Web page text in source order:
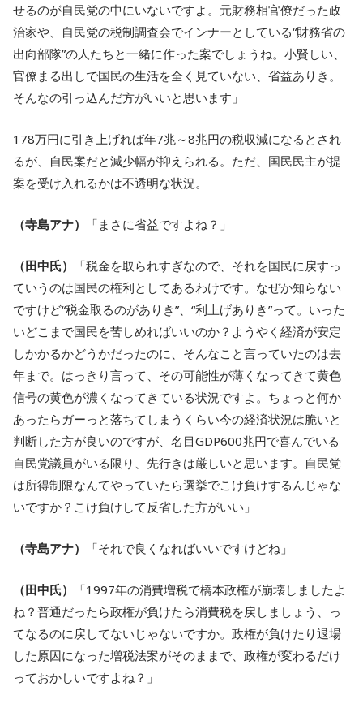
せるのが自民党の中にいないですよ。元財務相官僚だった政
治家や、自民党の税制調査会でインナーとしている“財務省の
出向部隊”の人たちと一緒に作った案でしょうね。小賢しい、
官僚まる出しで国民の生活を全く見ていない、省益ありき。
そんなの引っ込んだ方がいいと思います」
178万円に引き上げれば年7兆～8兆円の税収減になるとされ
るが、自民案だと減少幅が抑えられる。ただ、国民民主が提
案を受け入れるかは不透明な状況。
（寺島アナ） 「まさに省益ですよね？」
（田中氏）
「税金を取られすぎなので、それを国民に戻すっ
ていうのは国民の権利としてあるわけです。なぜか知らない
ですけど“税金取るのがありき”、“利上げありき”って。いった
いどこまで国民を苦しめればいいのか？ようやく経済が安定
しかかるかどうかだったのに、そんなこと言っていたのは去
年まで。はっきり言って、その可能性が薄くなってきて黄色
信号の黄色が濃くなってきている状況ですよ。ちょっと何か
あったらガーっと落ちてしまうくらい今の経済状況は脆いと
判断した方が良いのですが、名目GDP600兆円で喜んでいる
自民党議員がいる限り、先行きは厳しいと思います。自民党
は所得制限なんてやっていたら選挙でこけ負けするんじゃな
いですか？こけ負けして反省した方がいい」
（寺島アナ） 「それで良くなればいいですけどね」
（田中氏）
「1997年の消費増税で橋本政権が崩壊しましたよ
ね？普通だったら政権が負けたら消費税を戻しましょう、っ
てなるのに戻してないじゃないですか。政権が負けたり退場
した原因になった増税法案がそのままで、政権が変わるだけ
っておかしいですよね？」